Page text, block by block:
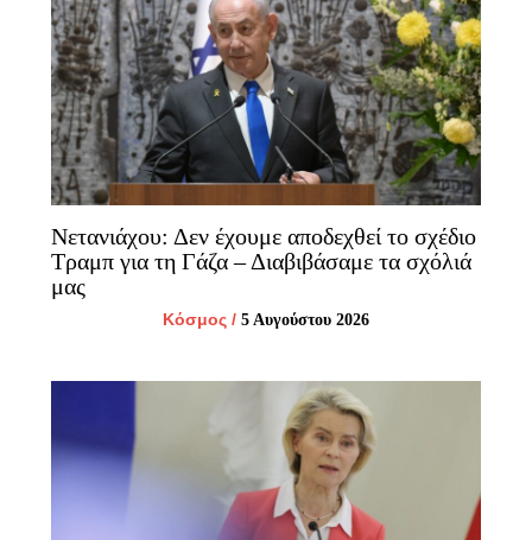
Νετανιάχου: Δεν έχουμε αποδεχθεί το σχέδιο
Τραμπ για τη Γάζα – Διαβιβάσαμε τα σχόλιά
μας
Κόσμος / 5 Αυγούστου 2026